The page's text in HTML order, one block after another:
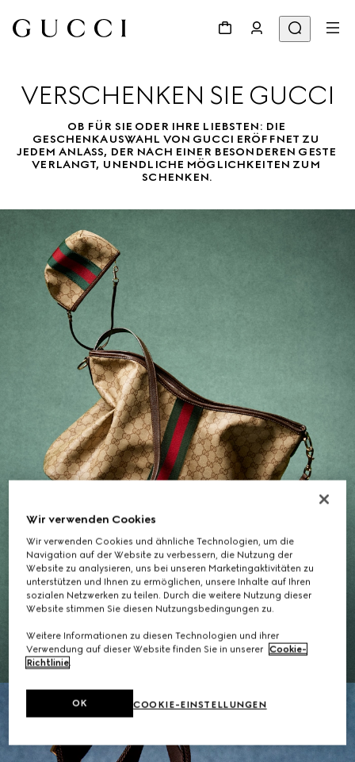
VERSCHENKEN SIE GUCCI
OB FÜR SIE ODER IHRE LIEBSTEN: DIE
GESCHENKAUSWAHL VON GUCCI ERÖFFNET ZU
JEDEM ANLASS, DER NACH EINER BESONDEREN GESTE
VERLANGT, UNENDLICHE MÖGLICHKEITEN ZUM
SCHENKEN.
Geschenke für Sie
DIE AUSWAHL ENTDECKEN
Wir verwenden Cookies
Wir verwenden Cookies und ähnliche Technologien, um die
Navigation auf der Website zu verbessern, die Nutzung der
Website zu analysieren, uns bei unseren Marketingaktivitäten zu
unterstützen und Ihnen zu ermöglichen, unsere Inhalte auf Ihren
sozialen Netzwerken zu teilen. Durch die weitere Nutzung dieser
Website stimmen Sie diesen Nutzungsbedingungen zu.
Weitere Informationen zu diesen Technologien und ihrer
Verwendung auf dieser Website finden Sie in unserer Cookie-
Richtlinie.
COOKIE-EINSTELLUNGEN
OK